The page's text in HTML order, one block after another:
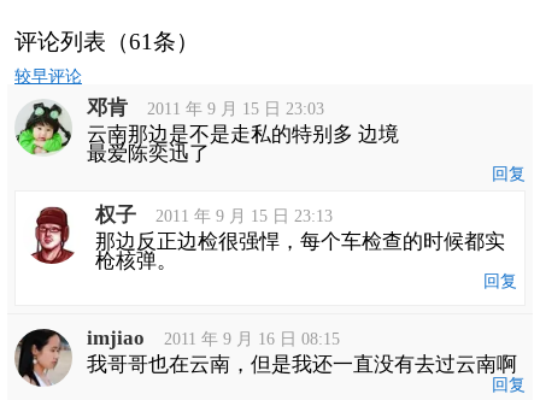
评论列表（61条）
评
导
航
较早评论
邓肯 2011 年 9 月 15 日 23:03
云南那边是不是走私的特别多 边境
最爱陈奕迅了
回复
权子 2011 年 9 月 15 日 23:13
那边反正边检很强悍，每个车检查的时候都实
枪核弹。
回复
imjiao 2011 年 9 月 16 日 08:15
我哥哥也在云南，但是我还一直没有去过云南啊
回复